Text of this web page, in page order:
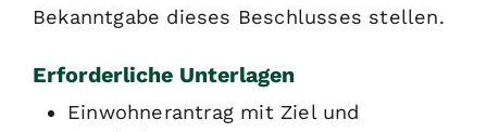
Bekanntgabe dieses Beschlusses stellen.
Erforderliche Unterlagen
Einwohnerantrag mit Ziel und